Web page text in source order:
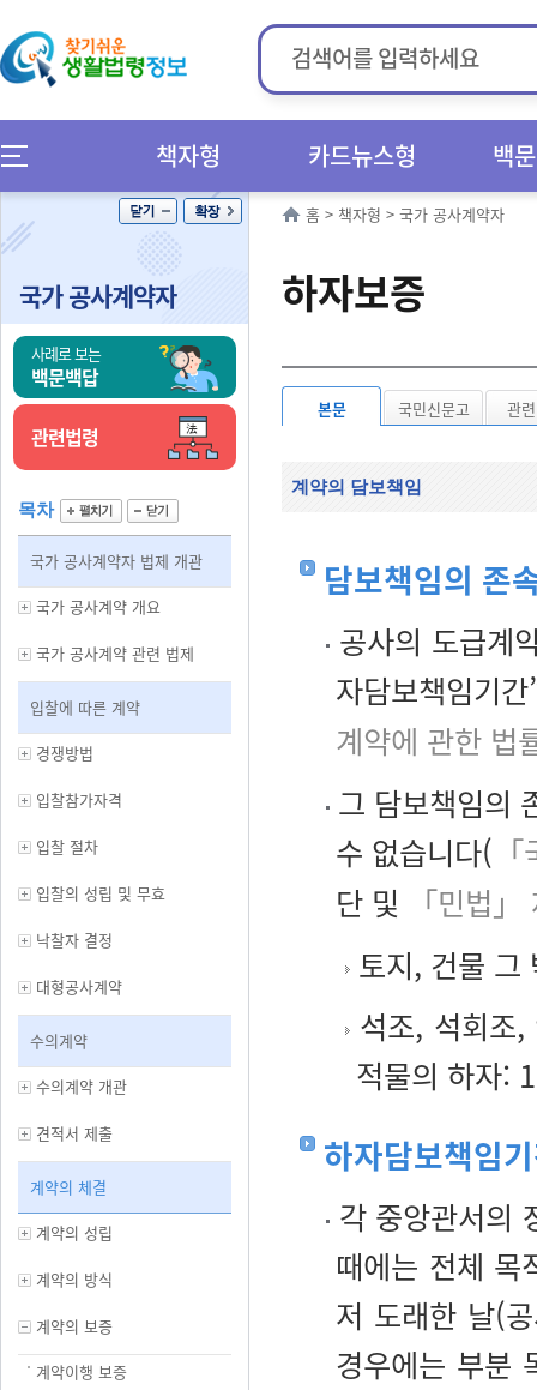
책자형 카드뉴스형 백
국가 공사계약자
사례로 보는
백문백답
관련법령
목차
국가 공사계약자 법제 개관
국가 공사계약 개요
국가 공사계약 관련 법제
입찰에 따른 계약
경쟁방법
입찰참가자격
입찰 절차
입찰의 성립 및 무효
낙찰자 결정
대형공사계약
수의계약
수의계약 개관
견적서 제출
계약의 체결
계약의 성립
계약의 방식
계약의 보증
계약이행 보증
홈 > 책자형 > 국가 공사계약자
하자보증
본문 국민신문고 관
계약의 담보책임
담보책임의 존
공사의 도급계
자담보책임기
계약에 관한 법
그 담보책임의
수 없습니다(
단 및
「민법
토지, 건물 그
석조, 석회조
적물의 하자:
하자담보책임
각 중앙관서의
때에는 전체 목
저 도래한 날(
경우에는 부분